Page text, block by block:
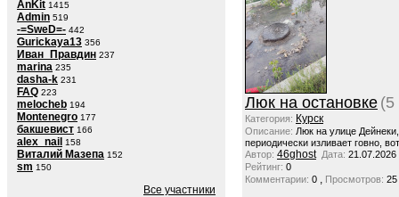
AnKit 1415
Admin 519
-=SweD=- 442
Gurickaya13 356
Иван_Правдин 237
marina 235
dasha-k 231
FAQ 223
melocheb 194
Montenegro 177
бакшевист 166
alex_nail 158
Виталий Мазепа 152
sm 150
Все участники
Люк на остановке (5
Категория: Курск
Описание: Люк на улице
периодически изливает говно,
Автор: 46ghost Дата: 21.07.2026
Рейтинг: 0
Комментарии: 0 , Просмотров: 25